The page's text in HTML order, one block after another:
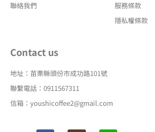
聯絡我們
服務條款
隱私權條款
Contact us
地址：苗栗縣頭份市成功路101號
聯繫電話：0911567311
信箱：youshicoffee2@gmail.com